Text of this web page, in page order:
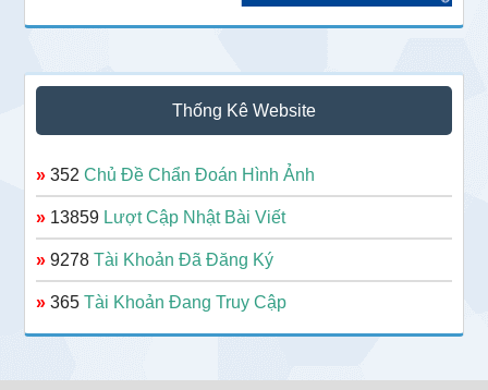
Thống Kê Website
» 352Chủ Đề Chẩn Đoán Hình Ảnh
» 13859 Lượt Cập Nhật Bài Viết
» 9278Tài Khoản Đã Đăng Ký
» 365Tài Khoản Đang Truy Cập